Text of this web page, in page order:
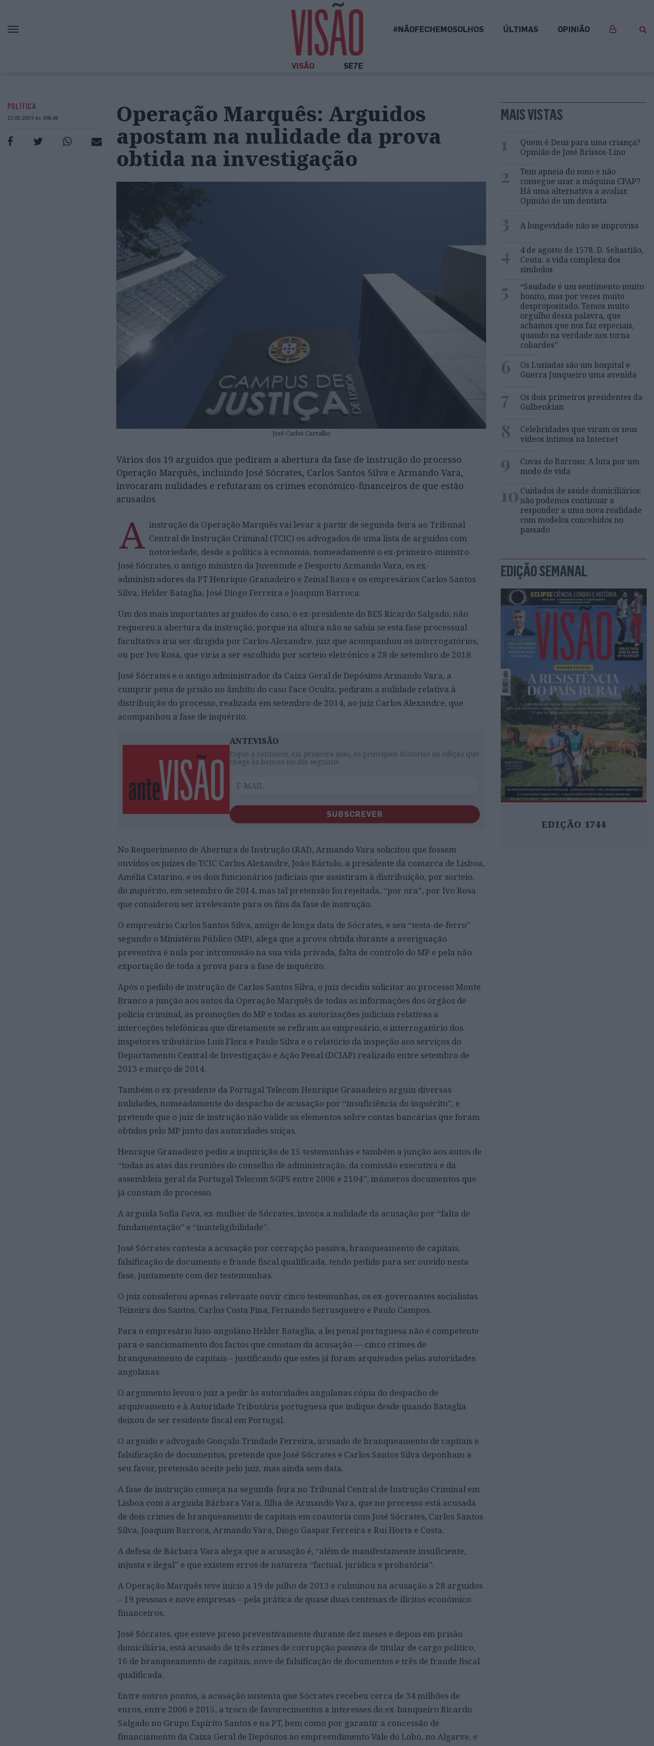
#NÃOFECHEMOSOLHOS ÚLTIMAS OPINIÃO
VISÃO SE7E
POLÍTICA
25.01.2019 às 09h46
Operação Marquês: Arguidos
apostam na nulidade da prova
obtida na investigação
José Carlos Carvalho
Vários dos 19 arguidos que pediram a abertura da fase de instrução do processo
Operação Marquês, incluindo José Sócrates, Carlos Santos Silva e Armando Vara,
invocaram nulidades e refutaram os crimes económico-financeiros de que estão
acusados
A instrução da Operação Marquês vai levar a partir de segunda-feira ao Tribunal
Central de Instrução Criminal (TCIC) os advogados de uma lista de arguidos com
notoriedade, desde a política à economia, nomeadamente o ex-primeiro-ministro
José Sócrates, o antigo ministro da Juventude e Desporto Armando Vara, os ex-
administradores da PT Henrique Granadeiro e Zeinal Bava e os empresários Carlos Santos
Silva, Helder Bataglia, José Diogo Ferreira e Joaquim Barroca.
Um dos mais importantes arguidos do caso, o ex-presidente do BES Ricardo Salgado, não
requereu a abertura da instrução, porque na altura não se sabia se esta fase processual
facultativa iria ser dirigida por Carlos Alexandre, juiz que acompanhou os interrogatórios,
ou por Ivo Rosa, que viria a ser escolhido por sorteio eletrónico a 28 de setembro de 2018.
José Sócrates e o antigo administrador da Caixa Geral de Depósitos Armando Vara, a
cumprir pena de prisão no âmbito do caso Face Oculta, pediram a nulidade relativa à
distribuição do processo, realizada em setembro de 2014, ao juiz Carlos Alexandre, que
acompanhou a fase de inquérito.
ANTEVISÃO
Fique a conhecer, em primeira mão, as principais histórias da edição que
chega às bancas no dia seguinte
SUBSCREVER
No Requerimento de Abertura de Instrução (RAI), Armando Vara solicitou que fossem
ouvidos os juízes do TCIC Carlos Alexandre, João Bártolo, a presidente da comarca de Lisboa,
Amélia Catarino, e os dois funcionários judiciais que assistiram à distribuição, por sorteio,
do inquérito, em setembro de 2014, mas tal pretensão foi rejeitada, “por ora”, por Ivo Rosa
que considerou ser irrelevante para os fins da fase de instrução.
O empresário Carlos Santos Silva, amigo de longa data de Sócrates, e seu “testa-de-ferro”
segundo o Ministério Público (MP), alega que a prova obtida durante a averiguação
preventiva é nula por intromissão na sua vida privada, falta de controlo do MP e pela não
exportação de toda a prova para a fase de inquérito.
Após o pedido de instrução de Carlos Santos Silva, o juiz decidiu solicitar ao processo Monte
Branco a junção aos autos da Operação Marquês de todas as informações dos órgãos de
polícia criminal, as promoções do MP e todas as autorizações judiciais relativas a
interceções telefónicas que diretamente se refiram ao empresário, o interrogatório dos
inspetores tributários Luís Flora e Paulo Silva e o relatório da inspeção aos serviços do
Departamento Central de Investigação e Ação Penal (DCIAP) realizado entre setembro de
2013 e março de 2014.
Também o ex-presidente da Portugal Telecom Henrique Granadeiro arguiu diversas
nulidades, nomeadamente do despacho de acusação por “insuficiência do inquérito”, e
pretende que o juiz de instrução não valide os elementos sobre contas bancárias que foram
obtidos pelo MP junto das autoridades suíças.
Henrique Granadeiro pediu a inquirição de 15 testemunhas e também a junção aos autos de
“todas as atas das reuniões do conselho de administração, da comissão executiva e da
assembleia geral da Portugal Telecom SGPS entre 2006 e 2104”, inúmeros documentos que
já constam do processo.
A arguida Sofia Fava, ex-mulher de Sócrates, invoca a nulidade da acusação por “falta de
fundamentação” e “ininteligibilidade”.
José Sócrates contesta a acusação por corrupção passiva, branqueamento de capitais,
falsificação de documento e fraude fiscal qualificada, tendo pedido para ser ouvido nesta
fase, juntamente com dez testemunhas.
O juiz considerou apenas relevante ouvir cinco testemunhas, os ex-governantes socialistas
Teixeira dos Santos, Carlos Costa Pina, Fernando Serrasqueiro e Paulo Campos.
Para o empresário luso-angolano Helder Bataglia, a lei penal portuguesa não é competente
para o sancionamento dos factos que constam da acusação — cinco crimes de
branqueamento de capitais – justificando que estes já foram arquivados pelas autoridades
angolanas.
O argumento levou o juiz a pedir às autoridades angolanas cópia do despacho de
arquivamento e à Autoridade Tributária portuguesa que indique desde quando Bataglia
deixou de ser residente fiscal em Portugal.
O arguido e advogado Gonçalo Trindade Ferreira, acusado de branqueamento de capitais e
falsificação de documentos, pretende que José Sócrates e Carlos Santos Silva deponham a
seu favor, pretensão aceite pelo juiz, mas ainda sem data.
A fase de instrução começa na segunda-feira no Tribunal Central de Instrução Criminal em
Lisboa com a arguida Bárbara Vara, filha de Armando Vara, que no processo está acusada
de dois crimes de branqueamento de capitais em coautoria com José Sócrates, Carlos Santos
Silva, Joaquim Barroca, Armando Vara, Diogo Gaspar Ferreira e Rui Horta e Costa.
A defesa de Bárbara Vara alega que a acusação é, “além de manifestamente insuficiente,
injusta e ilegal” e que existem erros de natureza “factual, jurídica e probatória”.
A Operação Marquês teve início a 19 de julho de 2013 e culminou na acusação a 28 arguidos
– 19 pessoas e nove empresas – pela prática de quase duas centenas de ilícitos económico-
financeiros.
José Sócrates, que esteve preso preventivamente durante dez meses e depois em prisão
domiciliária, está acusado de três crimes de corrupção passiva de titular de cargo político,
16 de branqueamento de capitais, nove de falsificação de documentos e três de fraude fiscal
qualificada.
Entre outros pontos, a acusação sustenta que Sócrates recebeu cerca de 34 milhões de
euros, entre 2006 e 2015, a troco de favorecimentos a interesses do ex-banqueiro Ricardo
Salgado no Grupo Espírito Santos e na PT, bem como por garantir a concessão de
financiamento da Caixa Geral de Depósitos ao empreendimento Vale do Lobo, no Algarve, e
MAIS VISTAS
1
Quem é Deus para uma criança?
Opinião de José Brissos-Lino
2
Tem apneia do sono e não
consegue usar a máquina CPAP?
Há uma alternativa a avaliar.
Opinião de um dentista
3 A longevidade não se improvisa
4
4 de agosto de 1578. D. Sebastião,
Ceuta: a vida complexa dos
símbolos
5
“Saudade é um sentimento muito
bonito, mas por vezes muito
despropositado. Temos muito
orgulho dessa palavra, que
achamos que nos faz especiais,
quando na verdade nos torna
cobardes’’
6
Os Lusíadas são um hospital e
Guerra Junqueiro uma avenida
7
Os dois primeiros presidentes da
Gulbenkian
8
Celebridades que viram os seus
vídeos íntimos na Internet
9
Covas do Barroso: A luta por um
modo de vida
10 Cuidados de saúde domiciliários:
não podemos continuar a
responder a uma nova realidade
com modelos concebidos no
passado
EDIÇÃO SEMANAL
EDIÇÃO 1744